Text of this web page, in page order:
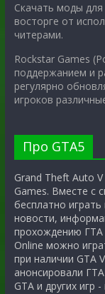
Скачать моды для
восторге от
читерами.
Rockstar Games
поддержанием и
регулярно
игроков
Про GTA5
Grand Theft Auto
Games. Вместе с
бесплатно
новости,
прохождению ГТА
Online можно
при наличии GTA
анонсировали
GTA и других игр